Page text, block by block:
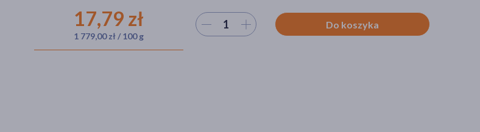
17,79 zł
1 779,00 zł / 100 g
Wybierz ilość Do koszyka